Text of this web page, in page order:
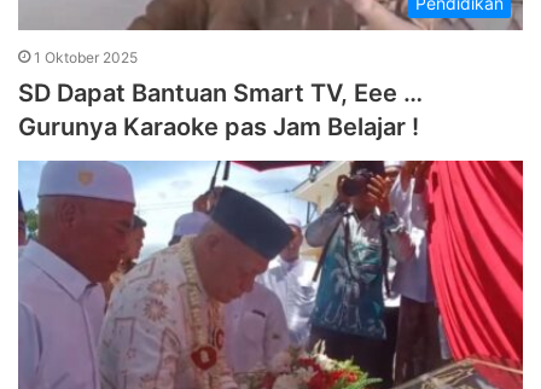
1 Oktober 2025
SD Dapat Bantuan Smart TV, Eee …
Gurunya Karaoke pas Jam Belajar !